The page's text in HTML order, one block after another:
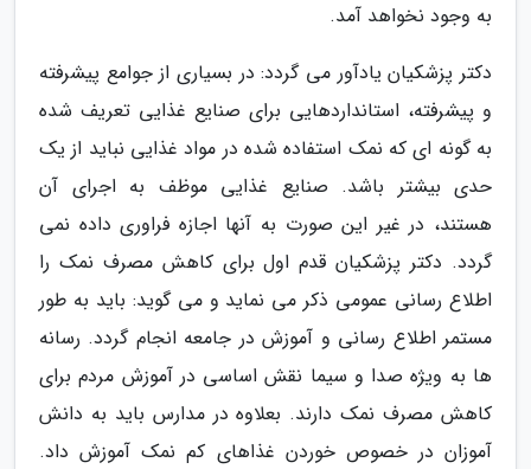
به وجود نخواهد آمد.
دکتر پزشکیان یادآور می گردد: در بسیاری از جوامع پیشرفته
و پیشرفته، استانداردهایی برای صنایع غذایی تعریف شده
به گونه ای که نمک استفاده شده در مواد غذایی نباید از یک
حدی بیشتر باشد. صنایع غذایی موظف به اجرای آن
هستند، در غیر این صورت به آنها اجازه فراوری داده نمی
گردد. دکتر پزشکیان قدم اول برای کاهش مصرف نمک را
اطلاع رسانی عمومی ذکر می نماید و می گوید: باید به طور
مستمر اطلاع رسانی و آموزش در جامعه انجام گردد. رسانه
ها به ویژه صدا و سیما نقش اساسی در آموزش مردم برای
کاهش مصرف نمک دارند. بعلاوه در مدارس باید به دانش
آموزان در خصوص خوردن غذاهای کم نمک آموزش داد.